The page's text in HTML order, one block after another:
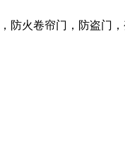
防火卷帘门，防盗门